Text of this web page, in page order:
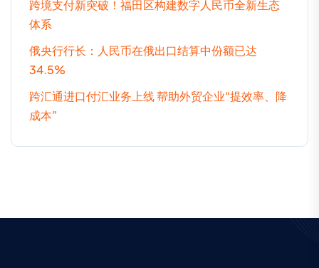
跨境支付新突破！福田区构建数字人民币全新生态
体系
俄央行行长：人民币在俄出口结算中份额已达
34.5%
跨汇通进口付汇业务上线 帮助外贸企业“提效率、降
成本”